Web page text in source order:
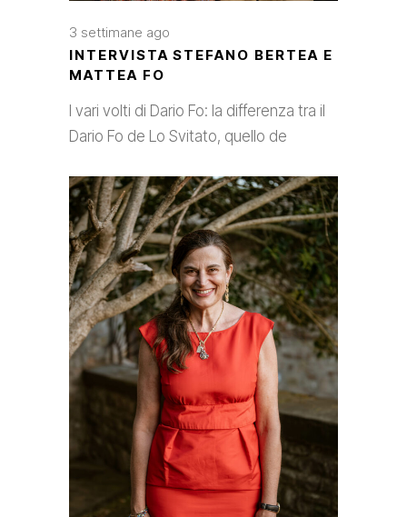
3 settimane ago
INTERVISTA STEFANO BERTEA E
MATTEA FO
I vari volti di Dario Fo: la differenza tra il
Dario Fo de Lo Svitato, quello de